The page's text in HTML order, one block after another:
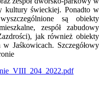
kultury świeckiej. Ponadto w
są obiekty
zespół zabudowy
jak również obiekty
Jaśkowicach. Szczegółowy